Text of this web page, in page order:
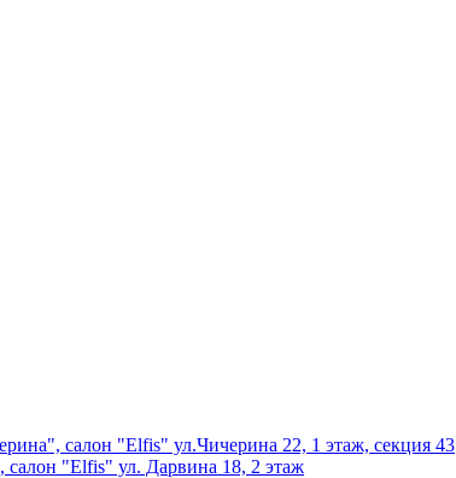
салон "Elfis" ул.Чичерина 22, 1 этаж, секция 43
"Elfis" ул. Дарвина 18, 2 этаж